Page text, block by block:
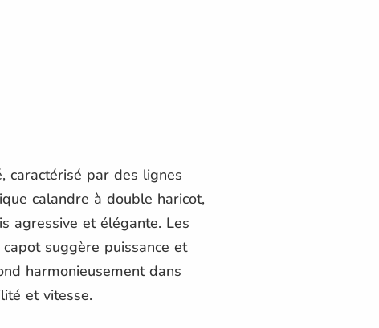
caractérisé par des lignes
calandre à double haricot,
agressive et élégante. Les
suggère puissance et
harmonieusement dans
et vitesse.